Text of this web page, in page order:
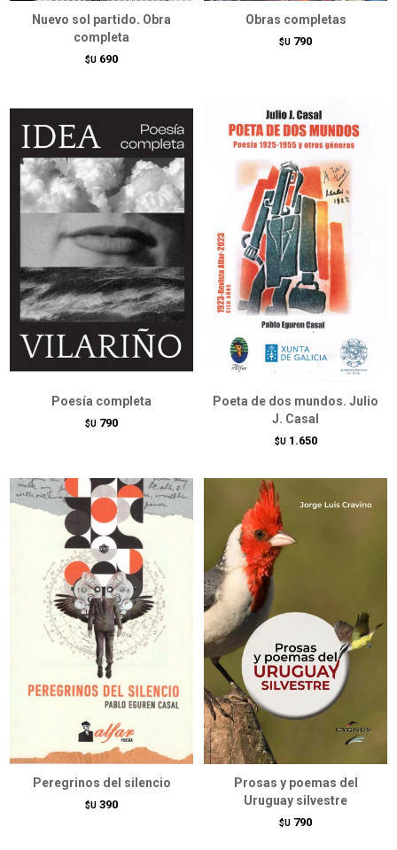
Nuevo sol partido. Obra
completa
$U 690
Obras completas
$U 790
Poesía completa
$U 790
Poeta de dos mundos. Julio
J. Casal
$U 1.650
Peregrinos del silencio
$U 390
Prosas y poemas del
Uruguay silvestre
$U 790